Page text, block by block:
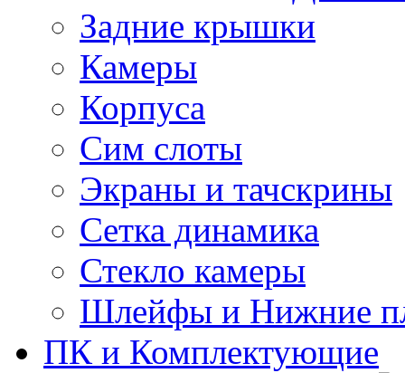
Задние крышки
Камеры
Корпуса
Сим слоты
Экраны и тачскрины
Сетка динамика
Стекло камеры
Шлейфы и Нижние
ПК и Комплектующие